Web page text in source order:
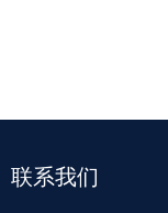
联系我们